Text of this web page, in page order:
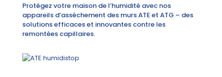
Protégez votre maison de l’humidité avec nos
appareils d’assèchement des murs ATE et ATG – des
solutions efficaces et innovantes contre les
remontées capillaires.